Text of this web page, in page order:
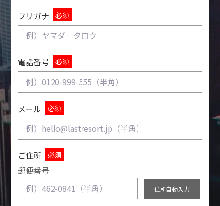
フリガナ 必須
電話番号 必須
メール 必須
ご住所 必須
郵便番号